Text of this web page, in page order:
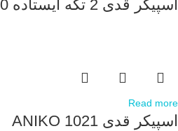
اسپیکر قدی 2 تکه ایستاده ANIKO 1020
Read more
اسپیکر قدی ANIKO 1021